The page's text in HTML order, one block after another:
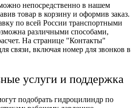
непосредственно в нашем
товар в корзину и оформив заказ.
по всей России транспортными
различными способами,
На странице "Контакты"
связи, включая номер для звонков в
услуги и поддержка
подобрать гидроцилиндр по